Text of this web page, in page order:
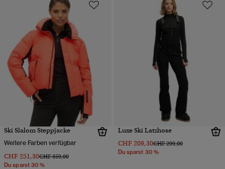
Ski Slalom Steppjacke
Weitere Farben verfügbar
CHF 251,30Preis wurde reduziert von
CHF 359,00bis
Du sparst 30 %
Luxe Ski Latzhose
CHF 209,30Preis wurde reduziert von
CHF 299,00bis
Du sparst 30 %